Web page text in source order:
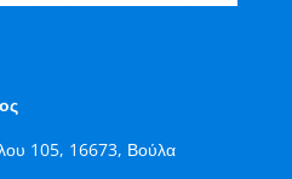
105, 16673, Βούλα